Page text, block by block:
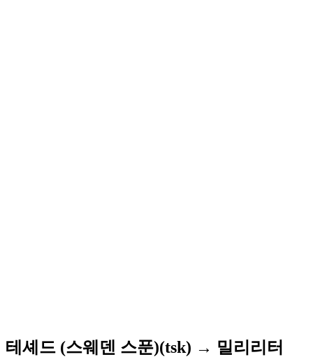
테셰드 (스웨덴 스푼)(tsk) → 밀리리터